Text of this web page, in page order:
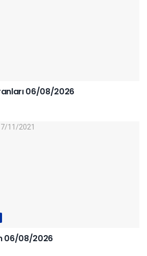
06/08/2026
06/08/2026